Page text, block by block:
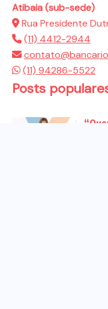
Atibaia (sub-sede)
Rua Presidente
(11) 4412-2944
(11) 94286-5522
Posts